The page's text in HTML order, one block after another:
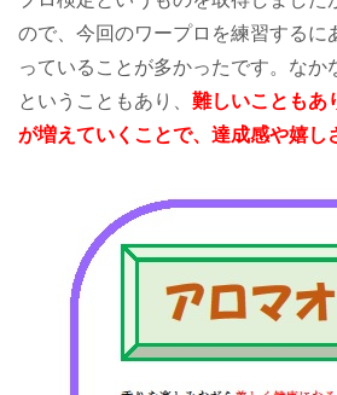
ので、今回のワープロを練習するに
っていることが多かったです。なか
ということもあり、 難しいこともあ
が増えていくことで、達成感や嬉し